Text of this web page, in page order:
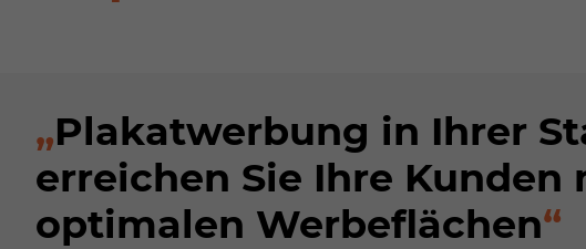
Plakatwerbung in Ihrer
erreichen Sie Ihre Kunden
optimalen Werbeflächen